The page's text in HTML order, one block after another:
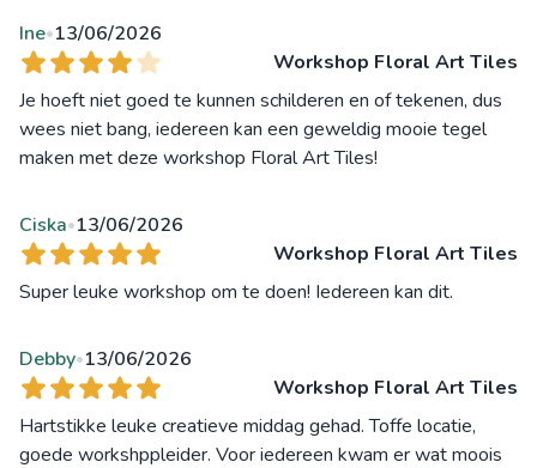
Ine•13/06/2026
Workshop Floral Art Tiles
Je hoeft niet goed te kunnen schilderen en of tekenen, dus
wees niet bang, iedereen kan een geweldig mooie tegel
maken met deze workshop Floral Art Tiles!
Ciska•13/06/2026
Workshop Floral Art Tiles
Super leuke workshop om te doen! Iedereen kan dit.
Debby•13/06/2026
Workshop Floral Art Tiles
Hartstikke leuke creatieve middag gehad. Toffe locatie,
goede workshppleider. Voor iedereen kwam er wat moois